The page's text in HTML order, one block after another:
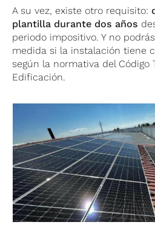
A su vez, existe otro requisito:
plantilla durante dos años
periodo impositivo. Y no
medida si la instalación tiene
según la normativa del Código
Edificación.